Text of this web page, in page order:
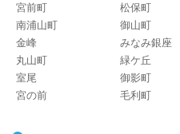
宮前町
松保町
南浦山町
御山町
金峰
みなみ銀座
丸山町
緑ケ丘
室尾
御影町
宮の前
毛利町